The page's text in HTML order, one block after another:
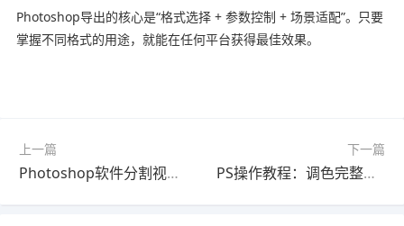
Photoshop导出的核心是“格式选择 + 参数控制 + 场景适配”。只要
掌握不同格式的用途，就能在任何平台获得最佳效果。
上一篇
Photoshop软件分割视频怎么做？官方最新版使用教程（详细步骤）
下一篇
PS操作教程：调色完整教程官方最新版（最新方法）